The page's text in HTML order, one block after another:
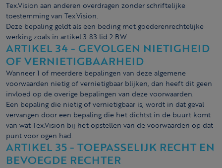
Tex.Vision aan anderen overdragen zonder schriftelijke
toestemming van Tex.Vision.
Deze bepaling geldt als een beding met goederenrechtelijke
werking zoals in artikel 3:83 lid 2 BW.
ARTIKEL 34 - GEVOLGEN NIETIGHEID
OF VERNIETIGBAARHEID
Wanneer 1 of meerdere bepalingen van deze algemene
voorwaarden nietig of vernietigbaar blijken, dan heeft dit geen
invloed op de overige bepalingen van deze voorwaarden.
Een bepaling die nietig of vernietigbaar is, wordt in dat geval
vervangen door een bepaling die het dichtst in de buurt komt
van wat Tex.Vision bij het opstellen van de voorwaarden op dat
punt voor ogen had.
ARTIKEL 35 - TOEPASSELIJK RECHT EN
BEVOEGDE RECHTER